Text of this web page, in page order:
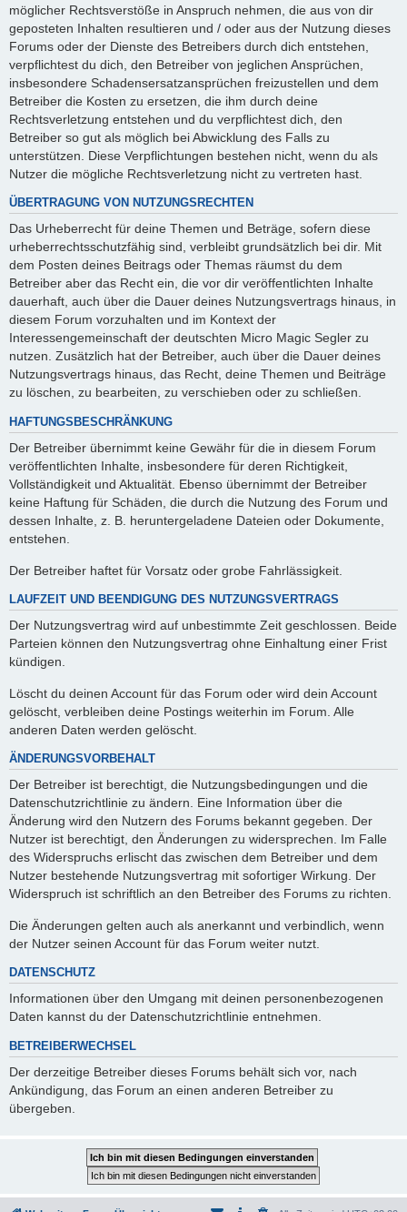
möglicher Rechtsverstöße in Anspruch nehmen, die aus von dir
geposteten Inhalten resultieren und / oder aus der Nutzung dieses
Forums oder der Dienste des Betreibers durch dich entstehen,
verpflichtest du dich, den Betreiber von jeglichen Ansprüchen,
insbesondere Schadensersatzansprüchen freizustellen und dem
Betreiber die Kosten zu ersetzen, die ihm durch deine
Rechtsverletzung entstehen und du verpflichtest dich, den
Betreiber so gut als möglich bei Abwicklung des Falls zu
unterstützen. Diese Verpflichtungen bestehen nicht, wenn du als
Nutzer die mögliche Rechtsverletzung nicht zu vertreten hast.
ÜBERTRAGUNG VON NUTZUNGSRECHTEN
Das Urheberrecht für deine Themen und Beträge, sofern diese
urheberrechtsschutzfähig sind, verbleibt grundsätzlich bei dir. Mit
dem Posten deines Beitrags oder Themas räumst du dem
Betreiber aber das Recht ein, die vor dir veröffentlichten Inhalte
dauerhaft, auch über die Dauer deines Nutzungsvertrags hinaus, in
diesem Forum vorzuhalten und im Kontext der
Interessengemeinschaft der deutschten Micro Magic Segler zu
nutzen. Zusätzlich hat der Betreiber, auch über die Dauer deines
Nutzungsvertrags hinaus, das Recht, deine Themen und Beiträge
zu löschen, zu bearbeiten, zu verschieben oder zu schließen.
HAFTUNGSBESCHRÄNKUNG
Der Betreiber übernimmt keine Gewähr für die in diesem Forum
veröffentlichten Inhalte, insbesondere für deren Richtigkeit,
Vollständigkeit und Aktualität. Ebenso übernimmt der Betreiber
keine Haftung für Schäden, die durch die Nutzung des Forum und
dessen Inhalte, z. B. heruntergeladene Dateien oder Dokumente,
entstehen.
Der Betreiber haftet für Vorsatz oder grobe Fahrlässigkeit.
LAUFZEIT UND BEENDIGUNG DES NUTZUNGSVERTRAGS
Der Nutzungsvertrag wird auf unbestimmte Zeit geschlossen. Beide
Parteien können den Nutzungsvertrag ohne Einhaltung einer Frist
kündigen.
Löscht du deinen Account für das Forum oder wird dein Account
gelöscht, verbleiben deine Postings weiterhin im Forum. Alle
anderen Daten werden gelöscht.
ÄNDERUNGSVORBEHALT
Der Betreiber ist berechtigt, die Nutzungsbedingungen und die
Datenschutzrichtlinie zu ändern. Eine Information über die
Änderung wird den Nutzern des Forums bekannt gegeben. Der
Nutzer ist berechtigt, den Änderungen zu widersprechen. Im Falle
des Widerspruchs erlischt das zwischen dem Betreiber und dem
Nutzer bestehende Nutzungsvertrag mit sofortiger Wirkung. Der
Widerspruch ist schriftlich an den Betreiber des Forums zu richten.
Die Änderungen gelten auch als anerkannt und verbindlich, wenn
der Nutzer seinen Account für das Forum weiter nutzt.
DATENSCHUTZ
Informationen über den Umgang mit deinen personenbezogenen
Daten kannst du der Datenschutzrichtlinie entnehmen.
BETREIBERWECHSEL
Der derzeitige Betreiber dieses Forums behält sich vor, nach
Ankündigung, das Forum an einen anderen Betreiber zu
übergeben.